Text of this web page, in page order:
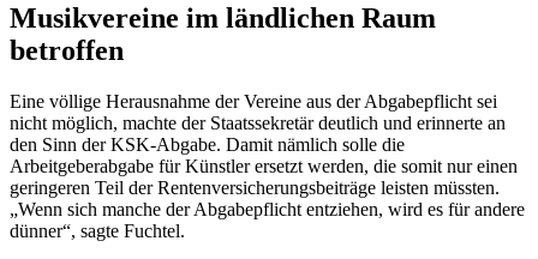
Musikvereine im ländlichen Raum
betroffen
Eine völlige Herausnahme der Vereine aus der Abgabepflicht sei
nicht möglich, machte der Staatssekretär deutlich und erinnerte an
den Sinn der KSK-Abgabe. Damit nämlich solle die
Arbeitgeberabgabe für Künstler ersetzt werden, die somit nur einen
geringeren Teil der Rentenversicherungsbeiträge leisten müssten.
„Wenn sich manche der Abgabepflicht entziehen, wird es für andere
dünner“, sagte Fuchtel.